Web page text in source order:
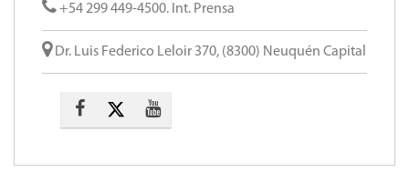
+54 299 449-4500. Int. Prensa
Dr. Luis Federico Leloir 370, (8300) Neuquén Capital